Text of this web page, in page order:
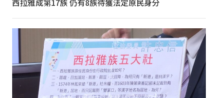
西拉雅成第17族 仍有8族待獲法定原民身分